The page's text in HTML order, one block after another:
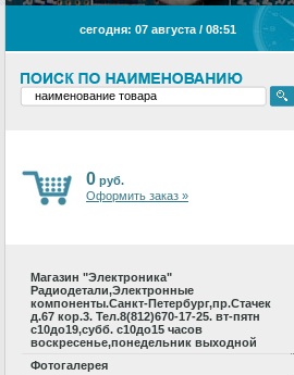
сегодня: 07 августа / 08:51
0 руб.
Оформить заказ »
Магазин "Электроника"
Радиодетали,Электронные
компоненты.Санкт-Петербург,пр.Стачек
д.67 кор.3. Тел.8(812)670-17-25. вт-пятн
с10до19,субб. с10до15 часов
воскресенье,понедельник выходной
Фотогалерея